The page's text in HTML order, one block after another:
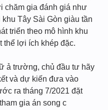
chăm gia đánh giá như
Tây Sài Gòn giàu tần
triển theo mô hình khu
thể lợi ích khép đặc.
ả trường, chủ đầu tư hãy
và dự kiến đưa vào
ra tháng 7/2021 đặt
gia án song c